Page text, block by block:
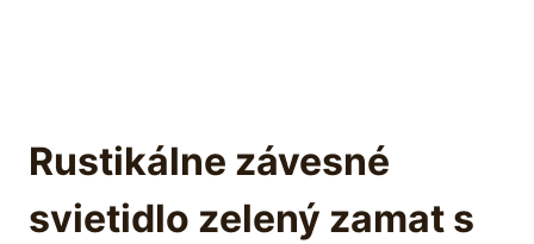
Rustikálne závesné
svietidlo zelený zamat s